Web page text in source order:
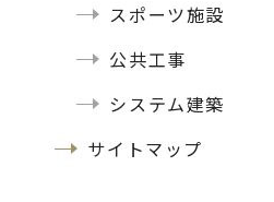
スポーツ施設
公共工事
システム建築
サイトマップ